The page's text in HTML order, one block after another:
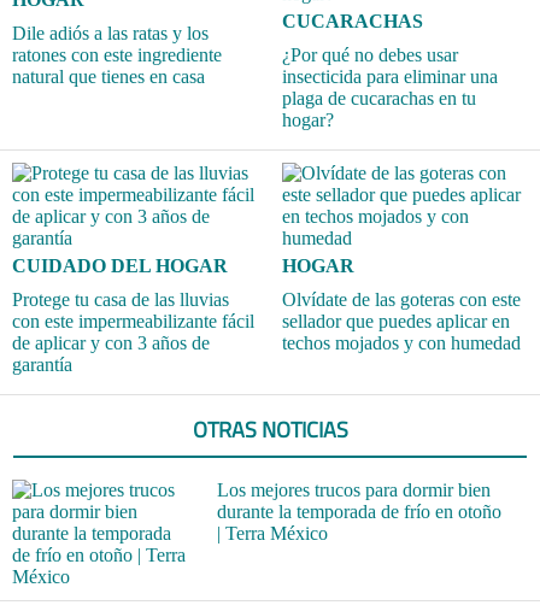
Dile adiós a las ratas y los
ratones con este ingrediente
natural que tienes en casa
CUCARACHAS
¿Por qué no debes usar
insecticida para eliminar una
plaga de cucarachas en tu
hogar?
CUIDADO DEL HOGAR
Protege tu casa de las lluvias
con este impermeabilizante fácil
de aplicar y con 3 años de
garantía
HOGAR
Olvídate de las goteras con este
sellador que puedes aplicar en
techos mojados y con humedad
OTRAS NOTICIAS
Los mejores trucos para dormir bien
durante la temporada de frío en otoño
| Terra México